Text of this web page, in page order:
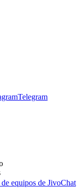
Telegram
equipos de JivoChat